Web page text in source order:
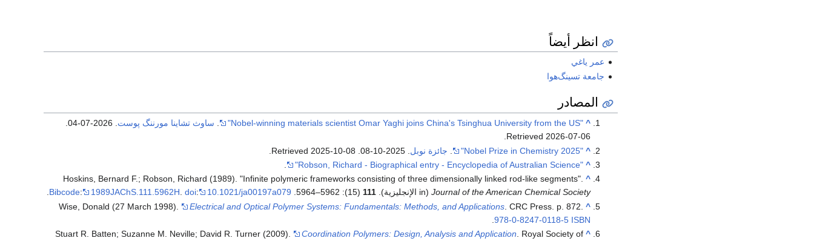
انظر أيضاً
عمر ياغي
جامعة تسينگ‌هوا
المصادر
^
"Nobel-winning materials scientist Omar Yaghi joins China's Tsinghua University from the US" ساوث تشاينا مورننگ پوست
.
Retrieved 2026-07-06
^
"2025 Nobel Prize in Chemistry" جائزة نوبل . Retrieved
2025-10-08
^
"Robson, Richard - Biographical entry - Encyclopedia of Australian Science"
^
Hoskins, Bernard F.; Robson, Richard (1989). "Infinite polymeric frameworks consisting of three dimensionally linked rod-like segments".
Journal of the American Chemical Society(in الإنجليزية). 111
(15): 5962–5964.
Bibcode: 1989JAChS.111.5962H.doi: 10.1021/ja00197a079
.
^
Wise, Donald (27 March 1998). Electrical and Optical Polymer Systems: Fundamentals: Methods, and Applications . CRC Press. p. 872.
ISBN
978-0-8247-0118-5
.
^
Stuart R. Batten; Suzanne M. Neville; David R. Turner (2009). Coordination Polymers: Design, Analysis and Application . Royal Society of